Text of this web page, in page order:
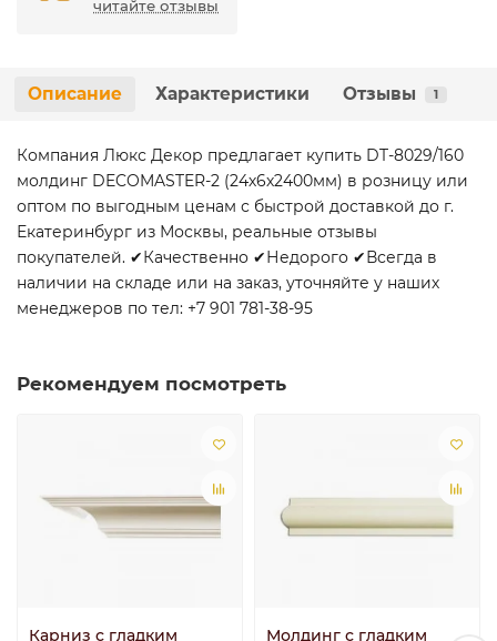
читайте отзывы
Описание Характеристики Отзывы 1
Компания Люкс Декор предлагает купить DT-8029/160
молдинг DECOMASTER-2 (24х6х2400мм) в розницу или
оптом по выгодным ценам с быстрой доставкой до г.
Екатеринбург из Москвы, реальные отзывы
покупателей. ✔Качественно ✔Недорого ✔Всегда в
наличии на складе или на заказ, уточняйте у наших
менеджеров по тел: +7 901 781-38-95
Рекомендуем посмотреть
Карниз с гладким
Молдинг с гладким